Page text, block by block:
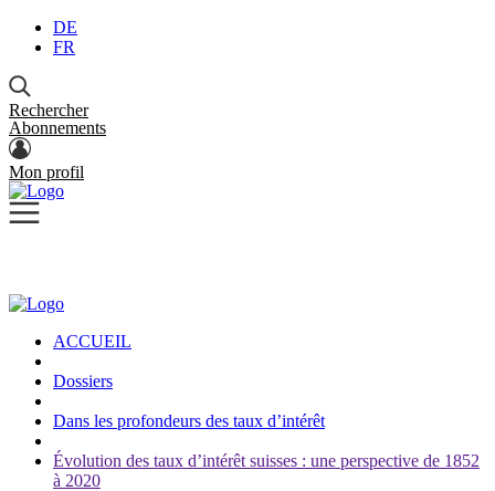
DE
FR
Rechercher
Abonnements
Mon profil
ACCUEIL
Dossiers
Dans les profondeurs des taux d’intérêt
Évolution des taux d’intérêt suisses : une perspective de 1852
à 2020